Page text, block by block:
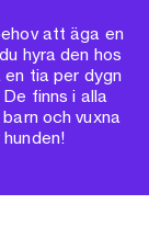
att äga en
hyra den hos
tia per dygn
finns i alla
och vuxna